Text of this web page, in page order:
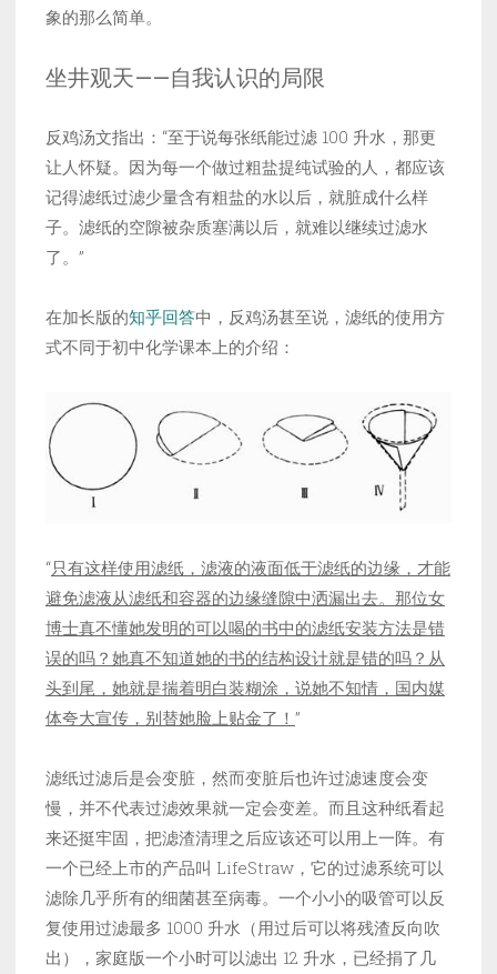
象的那么简单。
坐井观天——自我认识的局限
反鸡汤文指出：“至于说每张纸能过滤 100 升水，那更
让人怀疑。因为每一个做过粗盐提纯试验的人，都应该
记得滤纸过滤少量含有粗盐的水以后，就脏成什么样
子。滤纸的空隙被杂质塞满以后，就难以继续过滤水
了。”
在加长版的知乎回答中，反鸡汤甚至说，滤纸的使用方
式不同于初中化学课本上的介绍：
“只有这样使用滤纸，滤液的液面低于滤纸的边缘，才能
避免滤液从滤纸和容器的边缘缝隙中洒漏出去。那位女
博士真不懂她发明的可以喝的书中的滤纸安装方法是错
误的吗？她真不知道她的书的结构设计就是错的吗？从
头到尾，她就是揣着明白装糊涂，说她不知情，国内媒
体夸大宣传，别替她脸上贴金了！ ”
滤纸过滤后是会变脏，然而变脏后也许过滤速度会变
慢，并不代表过滤效果就一定会变差。而且这种纸看起
来还挺牢固，把滤渣清理之后应该还可以用上一阵。有
一个已经上市的产品叫 LifeStraw，它的过滤系统可以
滤除几乎所有的细菌甚至病毒。一个小小的吸管可以反
复使用过滤最多 1000 升水（用过后可以将残渣反向吹
出），家庭版一个小时可以滤出 12 升水，已经捐了几